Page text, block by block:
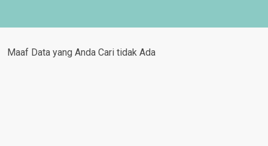
Maaf Data yang Anda Cari tidak Ada